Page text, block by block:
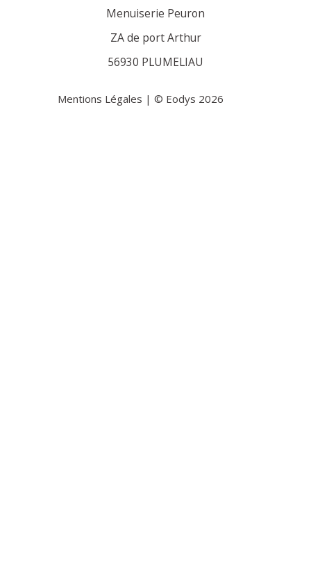
Menuiserie Peuron
ZA de port Arthur
56930 PLUMELIAU
Mentions Légales | © Eodys 2026